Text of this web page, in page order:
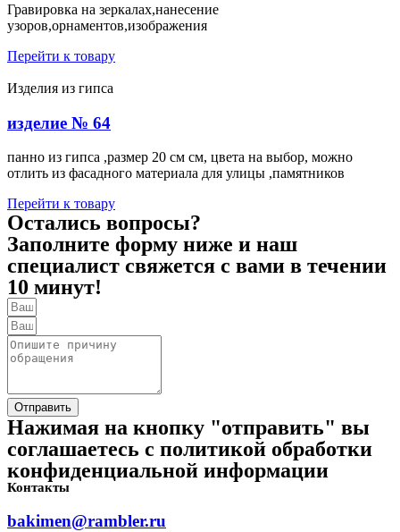
Гравировка на зеркалах,нанесение
узоров,орнаментов,изображения
Перейти к товару
Изделия из гипса
изделие № 64
панно из гипса ,размер 20 см см, цвета на выбор, можно
отлить из фасадного материала для улицы ,памятников
Перейти к товару
Остались вопросы?
Заполните форму ниже и наш
специалист свяжется с вами в течении
10 минут!
Отправить
Нажимая на кнопку "отправить" вы
соглашаетесь с политикой обработки
конфиденциальной информации
Контакты
bakimen@rambler.ru